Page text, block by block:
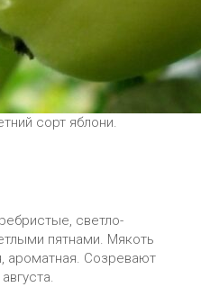
сорт яблони.
светло-
пятнами. Мякоть
ароматная. Созревают